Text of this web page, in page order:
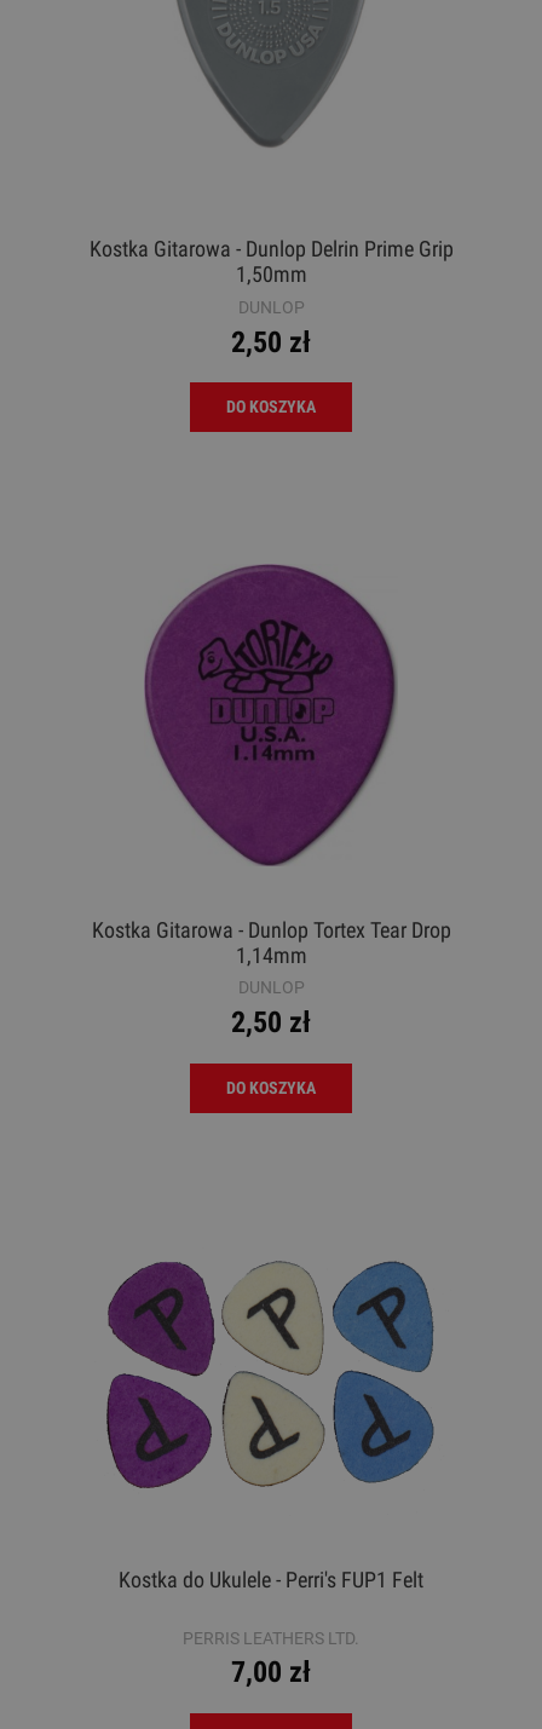
Kostka Gitarowa - Dunlop Delrin Prime Grip
1,50mm
DUNLOP
2,50 zł
DO KOSZYKA
Kostka Gitarowa - Dunlop Tortex Tear Drop
1,14mm
DUNLOP
2,50 zł
DO KOSZYKA
Kostka do Ukulele - Perri's FUP1 Felt
PERRIS LEATHERS LTD.
7,00 zł